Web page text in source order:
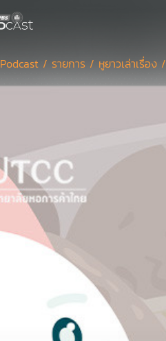
Podcast / รายการ / หูยาวเล่าเรื่อง /